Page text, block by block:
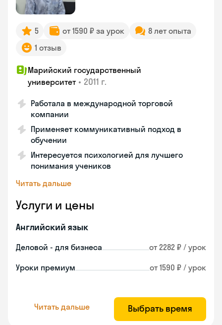
5 от 1590 ₽ за урок
8 лет опыта
1 отзыв
Марийский государственный
университет • 2011 г.
Работала в международной торговой
компании
Применяет коммуникативный подход в
обучении
Интересуется психологией для лучшего
понимания учеников
Читать дальше
Услуги и цены
Английский язык
Деловой - для бизнеса от 2282 ₽ / урок
Уроки премиум от 1590 ₽ / урок
Читать дальше Выбрать время